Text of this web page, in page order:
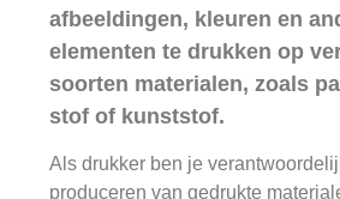
afbeeldingen, kleuren en
elementen te drukken op
soorten materialen, zoals
stof of kunststof.
Als drukker ben je
produceren van gedrukte